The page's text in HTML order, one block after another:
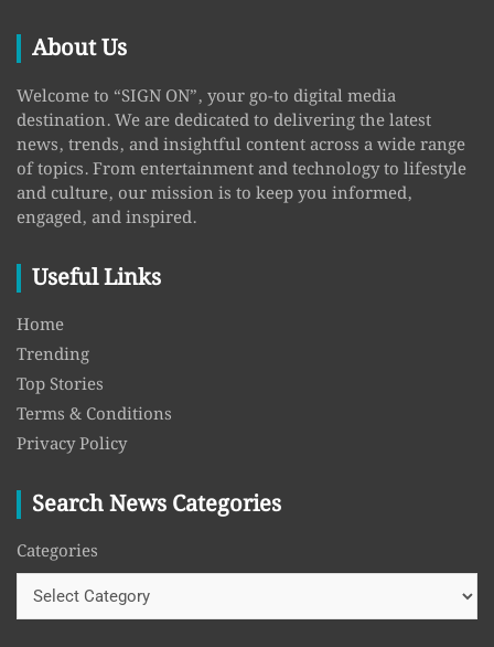
About Us
Welcome to “SIGN ON”, your go-to digital media
destination. We are dedicated to delivering the latest
news, trends, and insightful content across a wide range
of topics. From entertainment and technology to lifestyle
and culture, our mission is to keep you informed,
engaged, and inspired.
Useful Links
Home
Trending
Top Stories
Terms & Conditions
Privacy Policy
Search News Categories
Categories